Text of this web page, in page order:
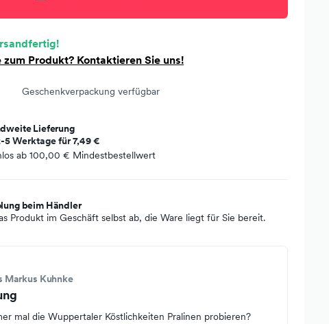
zum Produkt? Kontaktieren Sie uns!
Geschenkverpackung verfügbar
Lieferung
5 Werktage für7,49 €
ab 100,00 € Mindestbestellwert
beim Händler
Produkt im Geschäft selbst ab, die Ware liegt für Sie bereit.
Markus Kuhnke
mal die Wuppertaler Köstlichkeiten Pralinen probieren?